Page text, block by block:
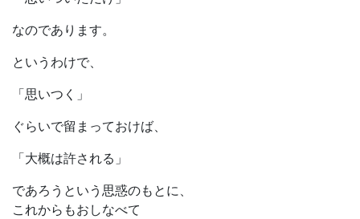
なのであります。
というわけで、
「思いつく」
ぐらいで留まっておけば、
「大概は許される」
であろうという思惑のもとに、
これからもおしなべて